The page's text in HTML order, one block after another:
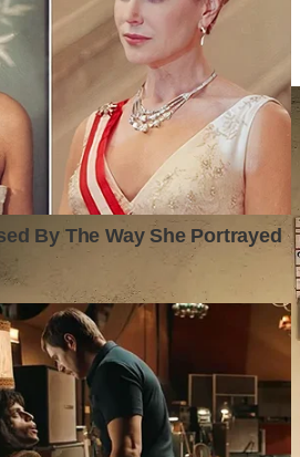
Tanah Terbaru 2024, Lengkap